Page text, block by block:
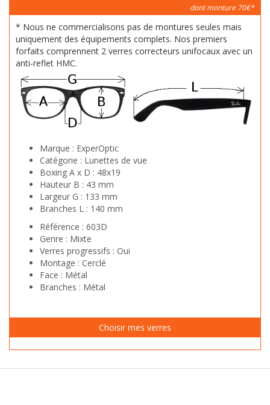
dont monture 70€*
* Nous ne commercialisons pas de montures seules mais
uniquement des équipements complets. Nos premiers
forfaits comprennent 2 verres correcteurs unifocaux avec un
anti-reflet HMC.
Marque : ExperOptic
Catégorie : Lunettes de vue
Boxing A x D : 48x19
Hauteur B : 43 mm
Largeur G : 133 mm
Branches L : 140 mm
Référence : 603D
Genre : Mixte
Verres progressifs : Oui
Montage : Cerclé
Face : Métal
Branches : Métal